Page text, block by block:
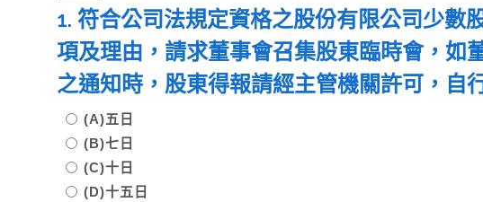
1. 符合公司法規定資格之股份有限公司少數
項及理由，請求董事會召集股東臨時會，如
之通知時，股東得報請經主管機關許可，自
(A)五日
(B)七日
(C)十日
(D)十五日